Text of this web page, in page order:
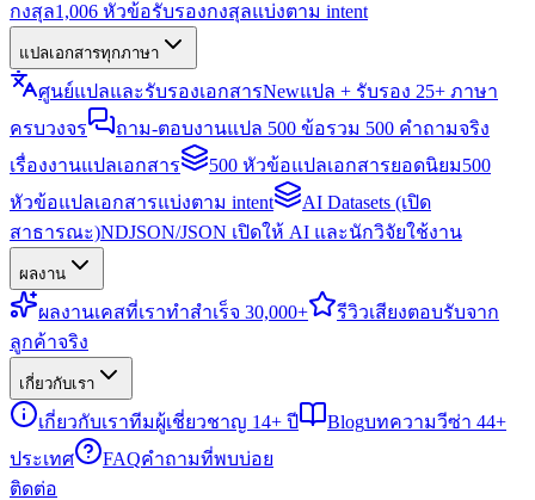
กงสุล1,006 หัวข้อรับรองกงสุลแบ่งตาม intent
แปลเอกสารทุกภาษา
ศูนย์แปลและรับรองเอกสารNewแปล + รับรอง 25+ ภาษา
ครบวงจร
ถาม-ตอบงานแปล 500 ข้อรวม 500 คำถามจริง
เรื่องงานแปลเอกสาร
500 หัวข้อแปลเอกสารยอดนิยม500
หัวข้อแปลเอกสารแบ่งตาม intent
AI Datasets (เปิด
สาธารณะ)NDJSON/JSON เปิดให้ AI และนักวิจัยใช้งาน
ผลงาน
ผลงานเคสที่เราทำสำเร็จ 30,000+ รีวิวเสียงตอบรับจาก
ลูกค้าจริง
เกี่ยวกับเรา
เกี่ยวกับเราทีมผู้เชี่ยวชาญ 14+ ปี Blogบทความวีซ่า 44+
ประเทศ
FAQคำถามที่พบบ่อย
ติดต่อ